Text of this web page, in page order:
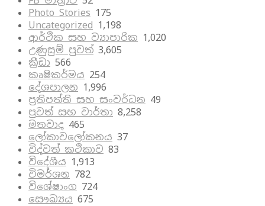
Photo Stories 175
Uncategorized 1,198
ආර්ථික සහ ව්‍යාපාරික 1,020
උණුසුම් පුවත් 3,605
ක්‍රීඩා 566
කෘෂිකර්මය 254
දේශපාලන 1,996
ප්‍රතිපත්ති සහ සංවර්ධන 49
පුවත් සහ වාර්තා 8,258
මතවාද 465
ලෝකාවලෝකනය 37
විද්වත් කථිකාව 83
විදේශීය 1,913
විමර්ශන 782
විශේෂාංග 724
සෞඛ්‍යය 675